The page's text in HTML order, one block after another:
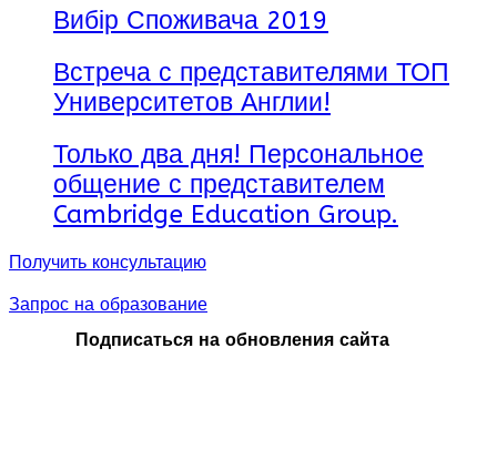
Вибір Споживача 2019
Встреча с представителями ТОП
Университетов Англии!
Только два дня! Персональное
общение с представителем
Cambridge Education Group.
Получить консультацию
Запрос на образование
Подписаться на обновления сайта